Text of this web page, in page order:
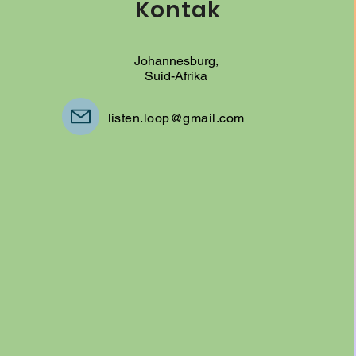
Kontak
Johannesburg,
Suid-Afrika
listen.loop@gmail.com